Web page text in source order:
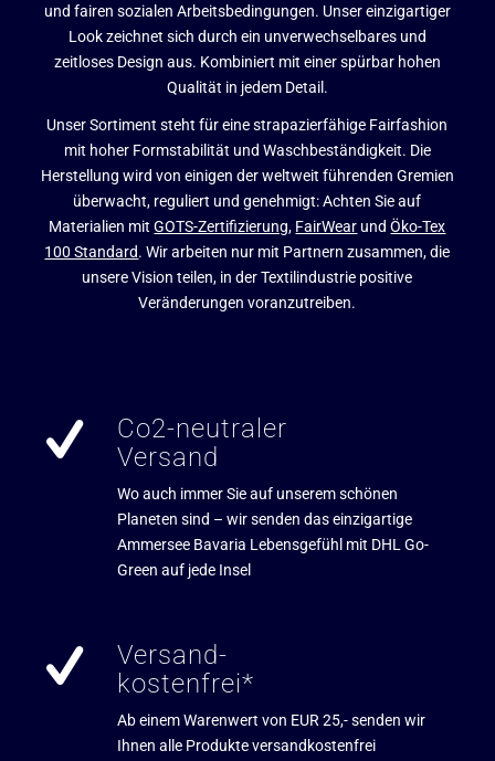
und fairen sozialen Arbeitsbedingungen. Unser einzigartiger
Look zeichnet sich durch ein unverwechselbares und
zeitloses Design aus. Kombiniert mit einer spürbar hohen
Qualität in jedem Detail.
Unser Sortiment steht für eine strapazierfähige Fairfashion
mit hoher Formstabilität und Waschbeständigkeit. Die
Herstellung wird von einigen der weltweit führenden Gremien
überwacht, reguliert und genehmigt: Achten Sie auf
Materialien mitGOTS-Zertifizierung, FairWear undÖko-Tex
100 Standard. Wir arbeiten nur mit Partnern zusammen, die
unsere Vision teilen, in der Textilindustrie positive
Veränderungen voranzutreiben.
Co2-neutraler
Versand
Wo auch immer Sie auf unserem schönen
Planeten sind – wir senden das einzigartige
Ammersee Bavaria Lebensgefühl mit DHL Go-
Green auf jede Insel
Versand-
kostenfrei*
Ab einem Warenwert von EUR 25,- senden wir
Ihnen alle Produkte versandkostenfrei